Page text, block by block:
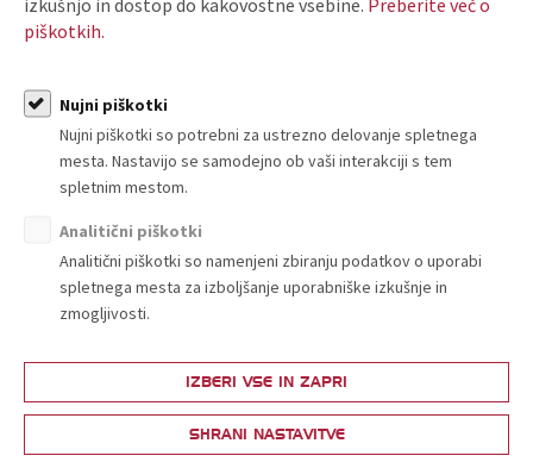
navedenega podjetja. Posredovane osebne podatke bo TZS
O nas
Kdo smo in kako do nas?
Organiziranost
Strokovne komisije in sekcije
piškotkih.
Nujni piškotki
Nujni piškotki so potrebni za ustrezno delovanje spletnega
mesta. Nastavijo se samodejno ob vaši interakciji s tem
spletnim mestom.
Analitični piškotki
Analitični piškotki so namenjeni zbiranju podatkov o uporabi
spletnega mesta za izboljšanje uporabniške izkušnje in
zmogljivosti.
IZBERI VSE IN ZAPRI
SHRANI NASTAVITVE